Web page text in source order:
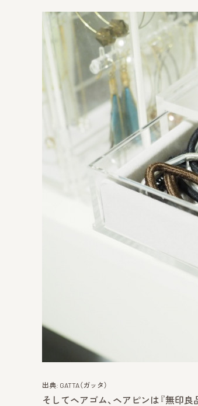
出典: GATTA（ガッタ）
そしてヘアゴム、ヘアピンは『無印